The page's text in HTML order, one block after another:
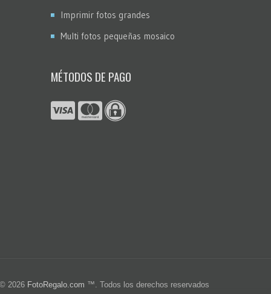
Imprimir fotos grandes
Multi fotos pequeñas mosaico
MÉTODOS DE PAGO
© 2026 FotoRegalo.com ™. Todos los derechos reservados